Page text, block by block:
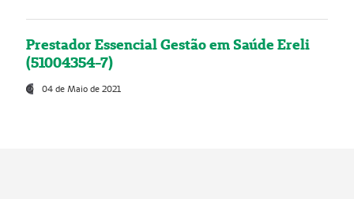
Prestador Essencial Gestão em Saúde Ereli
(51004354-7)
04 de Maio de 2021